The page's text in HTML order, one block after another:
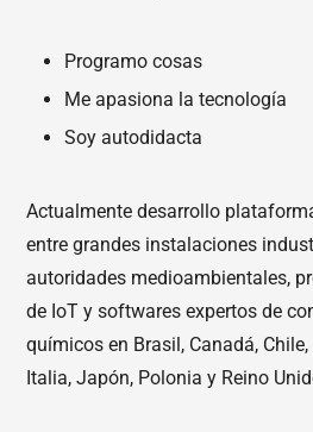
Programo cosas
Me apasiona la tecnología
Soy autodidacta
Actualmente desarrollo
entre grandes instalaciones
autoridades medioambientales,
de IoT y softwares expertos de
químicos en Brasil, Canadá, Chile,
Italia, Japón, Polonia y Reino